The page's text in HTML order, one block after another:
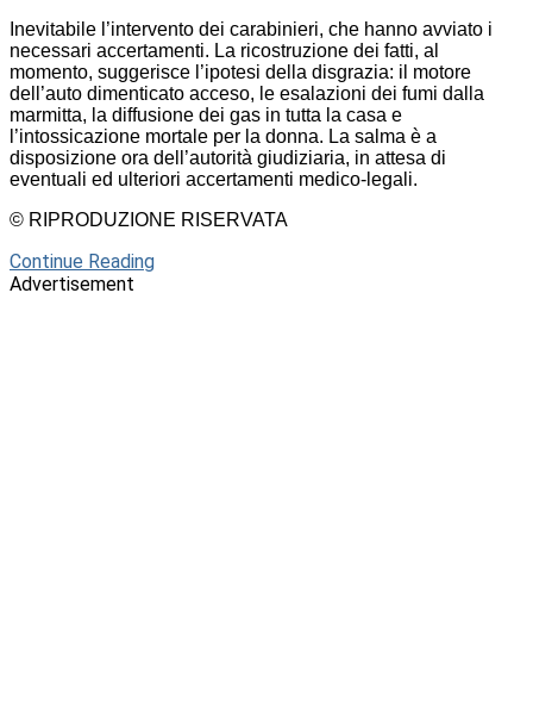
Inevitabile l’intervento dei carabinieri, che hanno avviato i
necessari accertamenti. La ricostruzione dei fatti, al
momento, suggerisce l’ipotesi della disgrazia: il motore
dell’auto dimenticato acceso, le esalazioni dei fumi dalla
marmitta, la diffusione dei gas in tutta la casa e
l’intossicazione mortale per la donna. La salma è a
disposizione ora dell’autorità giudiziaria, in attesa di
eventuali ed ulteriori accertamenti medico-legali.
© RIPRODUZIONE RISERVATA
Continue Reading
Advertisement